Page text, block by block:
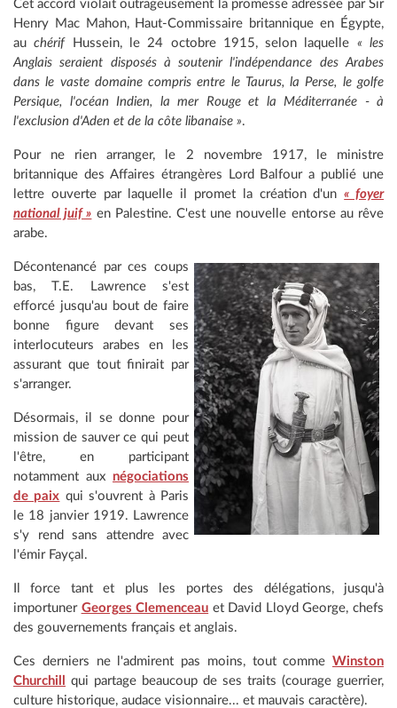
Cet accord violait outrageusement la promesse adressée par Sir
Henry Mac Mahon, Haut-Commissaire britannique en Égypte,
auchérif Hussein, le 24 octobre 1915, selon laquelle « les
Anglais seraient disposés à soutenir l'indépendance des Arabes
dans le vaste domaine compris entre le Taurus, la Perse, le golfe
Persique, l'océan Indien, la mer Rouge et la Méditerranée - à
l'exclusion d'Aden et de la côte libanaise ».
Pour ne rien arranger, le 2 novembre 1917, le ministre
britannique des Affaires étrangères Lord Balfour a publié une
lettre ouverte par laquelle il promet la création d'un« foyer
national juif » en Palestine. C'est une nouvelle entorse au rêve
arabe.
Décontenancé par ces coups
bas, T.E. Lawrence s'est
efforcé jusqu'au bout de faire
bonne figure devant ses
interlocuteurs arabes en les
assurant que tout finirait par
s'arranger.
Désormais, il se donne pour
mission de sauver ce qui peut
l'être, en participant
notamment aux négociations
de paix qui s'ouvrent à Paris
le 18 janvier 1919. Lawrence
s'y rend sans attendre avec
l'émir Fayçal.
Il force tant et plus les portes des délégations, jusqu'à
importuner Georges Clemenceau et David Lloyd George, chefs
des gouvernements français et anglais.
Ces derniers ne l'admirent pas moins, tout comme Winston
Churchill
qui partage beaucoup de ses traits (courage guerrier,
culture historique, audace visionnaire... et mauvais caractère).